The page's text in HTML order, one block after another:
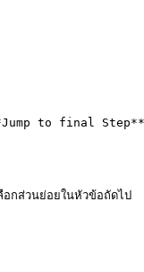
to final
อกส่วนย่อยในหัวข้อถัดไป